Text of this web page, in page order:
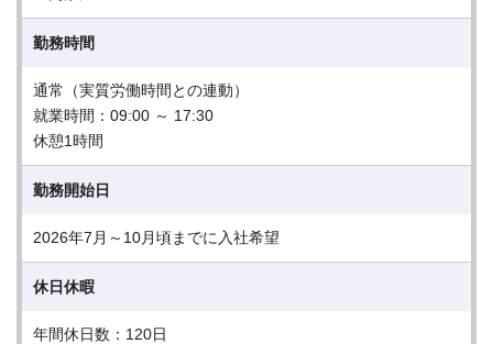
勤務時間
通常（実質労働時間との連動）
就業時間：09:00 ～ 17:30
休憩1時間
勤務開始日
2026年7月～10月頃までに入社希望
休日休暇
年間休日数：120日